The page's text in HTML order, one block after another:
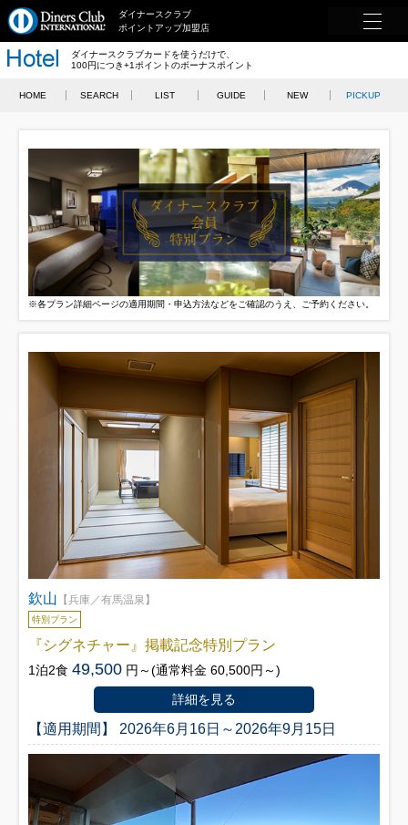
ダイナースクラブ
ポイントアップ加盟店
ダイナースクラブカードを使うだけで、
100円につき+1ポイントのボーナスポイント
HOME SEARCH LIST GUIDE NEW PICKUP
※各プラン詳細ページの適用期間・申込方法などをご確認のうえ、ご予約ください。
欽山 【兵庫／有馬温泉】
特別プラン
『シグネチャー』掲載記念特別プラン
1泊2食49,500 円～(通常料金 60,500円～)
詳細を見る
【適用期間】 2026年6月16日～2026年9月15日